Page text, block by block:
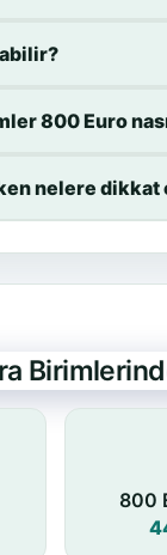
800 Euro
nelere
800